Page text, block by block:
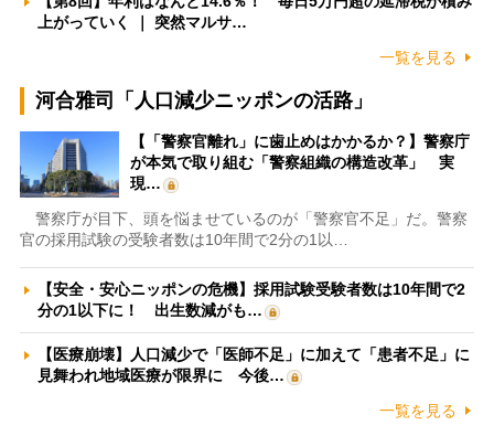
上がっていく ｜ 突然マルサ…
一覧を見る
河合雅司「人口減少ニッポンの活路」
【「警察官離れ」に歯止めはかかるか？】警察庁
が本気で取り組む「警察組織の構造改革」 実
現…
警察庁が目下、頭を悩ませているのが「警察官不足」だ。警察
官の採用試験の受験者数は10年間で2分の1以…
【安全・安心ニッポンの危機】採用試験受験者数は10年間で2
分の1以下に！ 出生数減がも…
【医療崩壊】人口減少で「医師不足」に加えて「患者不足」に
見舞われ地域医療が限界に 今後…
一覧を見る